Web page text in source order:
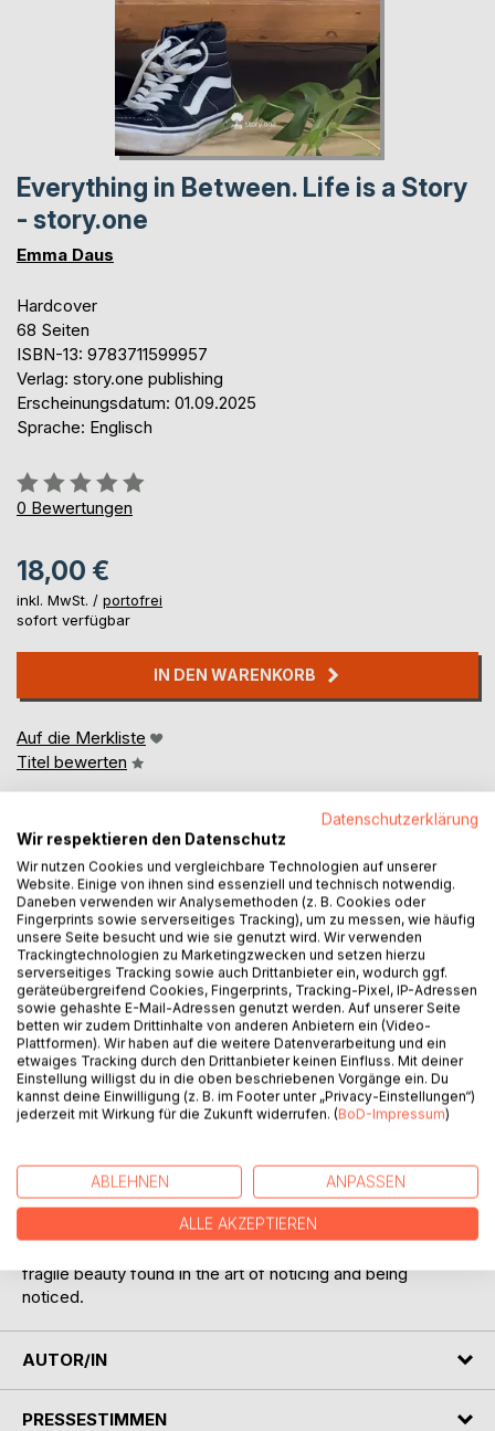
Everything in Between. Life is a Story
- story.one
Emma Daus
Hardcover
68 Seiten
ISBN-13: 9783711599957
Verlag: story.one publishing
Erscheinungsdatum: 01.09.2025
Sprache: Englisch
Bewertung::
0%
0 Bewertungen
18,00 €
inkl. MwSt. / portofrei
sofort verfügbar
IN DEN WARENKORB
Auf die Merkliste
Titel bewerten
BESCHREIBUNG
In a quiet city apartment, a deaf cat named Cosmo
observes the world with pale-green eyes that seem to see
beyond what is spoken. Once lost, now found, he shares a
silent bond with his favorite human Ollie - short for Olivia -
but when Rae, a new neighbor, enters their lives, the rhythm
of their small universe begins to shift and Cosmo finds
thought was only his.
Everything in Between is a tender, intimate story of
fragile beauty found in the art of noticing and being
noticed.
AUTOR/IN
PRESSESTIMMEN
Datenschutzerklärung
Wir respektieren den Datenschutz
Wir nutzen Cookies und vergleichbare Technologien auf unserer
Website. Einige von ihnen sind essenziell und technisch notwendig.
Daneben verwenden wir Analysemethoden (z. B. Cookies oder
Fingerprints sowie serverseitiges Tracking), um zu messen, wie häufig
unsere Seite besucht und wie sie genutzt wird. Wir verwenden
Trackingtechnologien zu Marketingzwecken und setzen hierzu
serverseitiges Tracking sowie auch Drittanbieter ein, wodurch ggf.
geräteübergreifend Cookies, Fingerprints, Tracking-Pixel, IP-Adressen
sowie gehashte E-Mail-Adressen genutzt werden. Auf unserer Seite
betten wir zudem Drittinhalte von anderen Anbietern ein (Video-
Plattformen). Wir haben auf die weitere Datenverarbeitung und ein
etwaiges Tracking durch den Drittanbieter keinen Einfluss. Mit deiner
Einstellung willigst du in die oben beschriebenen Vorgänge ein. Du
kannst deine Einwilligung (z. B. im Footer unter „Privacy-Einstellungen“)
jederzeit mit Wirkung für die Zukunft widerrufen. (BoD-Impressum)
ABLEHNEN ANPASSEN
ALLE AKZEPTIEREN